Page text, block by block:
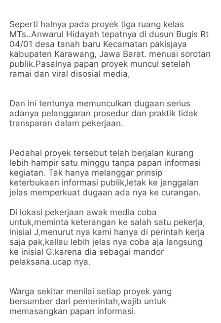
Seperti halnya pada proyek tiga ruang kelas
MTs..Anwarul Hidayah tepatnya di dusun Bugis Rt
04/01 desa tanah baru Kecamatan pakisjaya
kabupaten Karawang, Jawa Barat. menuai sorotan
publik.Pasalnya papan proyek muncul setelah
ramai dan viral disosial media,
Dan ini tentunya memunculkan dugaan serius
adanya pelanggaran prosedur dan praktik tidak
transparan dalam pekerjaan.
Pedahal proyek tersebut telah berjalan kurang
lebih hampir satu minggu tanpa papan informasi
kegiatan. Tak hanya melanggar prinsip
keterbukaan informasi publik,letak ke janggalan
jelas memperkuat dugaan ada nya ke curangan.
Di lokasi pekerjaan awak media coba
untuk,meminta keterangan ke salah satu pekerja,
inisial J,menurut nya kami hanya di perintah kerja
saja pak,kallau lebih jelas nya coba aja langsung
ke inisial G.karena dia sebagai mandor
pelaksana.ucap nya.
Warga sekitar menilai setiap proyek yang
bersumber dari pemerintah,wajib untuk
memasangkan papan informasi.